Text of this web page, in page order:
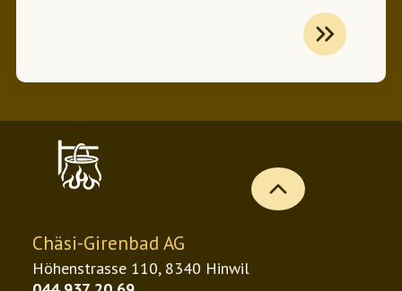
b
Chäsi-Girenbad AG
Höhenstrasse 110, 8340 Hinwil